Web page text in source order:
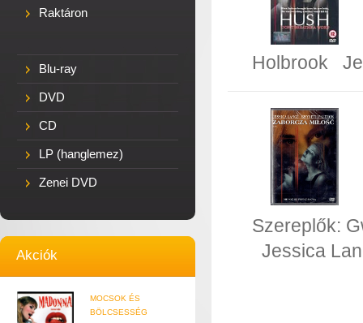
Raktáron
Blu-ray
DVD
CD
LP (hanglemez)
Zenei DVD
Akciók
MOCSOK ÉS
BÖLCSESSÉG
Holbrook
Szereplők:
Jessica